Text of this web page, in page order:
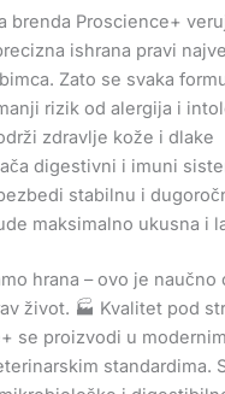
brenda Proscience+
ishrana pravi
Zato se svaka
rizik od alergija i
zdravlje kože i dlake
digestivni i imuni
stabilnu i
maksimalno ukusna i
hrana – ovo je naučno
život. 🏭 Kvalitet pod
se proizvodi u
standardima.